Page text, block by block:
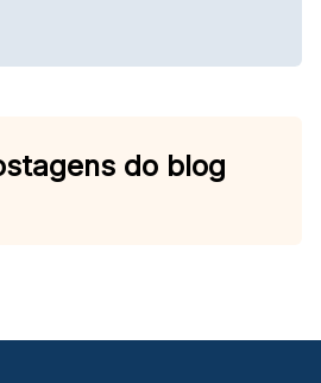
do blog